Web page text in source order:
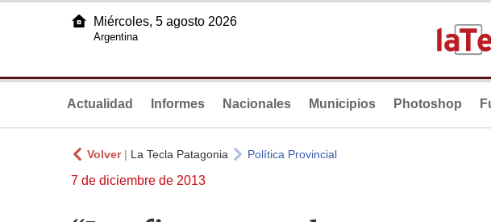
Miércoles, 5 agosto 2026
Argentina
Actualidad Informes Nacionales Municipios Photoshop
Volver| La Tecla Patagonia Política Provincial
7 de diciembre de 2013